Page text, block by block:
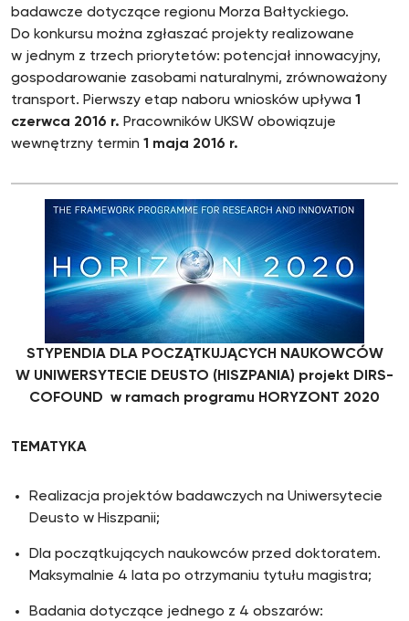
badawcze dotyczące regionu Morza Bałtyckiego.
Do konkursu można zgłaszać projekty realizowane
w jednym z trzech priorytetów: potencjał innowacyjny,
gospodarowanie zasobami naturalnymi, zrównoważony
transport. Pierwszy etap naboru wniosków upływa 1
czerwca 2016 r. Pracowników UKSW obowiązuje
wewnętrzny termin 1 maja 2016 r.
STYPENDIA DLA POCZĄTKUJĄCYCH NAUKOWCÓW
W UNIWERSYTECIE DEUSTO (HISZPANIA) projekt DIRS-
COFOUND w ramach programu HORYZONT 2020
TEMATYKA
Realizacja projektów badawczych na Uniwersytecie
Deusto w Hiszpanii;
Dla początkujących naukowców przed doktoratem.
Maksymalnie 4 lata po otrzymaniu tytułu magistra;
Badania dotyczące jednego z 4 obszarów: